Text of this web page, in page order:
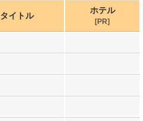
タイトル
ホテル
[PR]